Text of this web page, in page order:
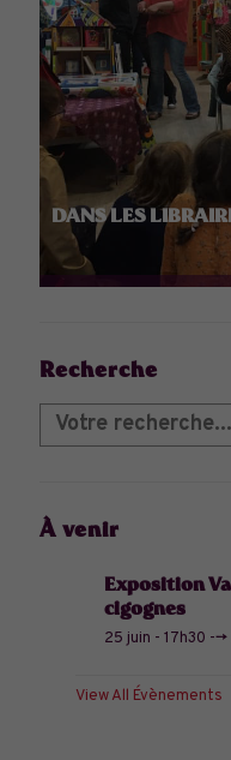
DANS LES
Recherche
À venir
Exposition
cigognes
25 juin - 17h30 -->
View All Évènements